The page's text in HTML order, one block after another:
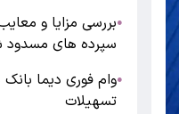
●بررسی مزایا و
سپرده های مسدود
●وام فوری دیما
تسهیلات